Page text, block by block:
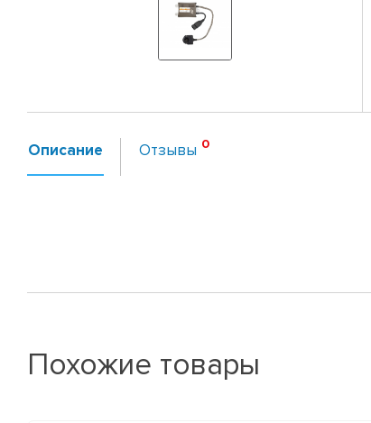
Описание Отзывы
Похожие товары